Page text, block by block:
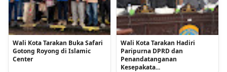
Wali Kota Tarakan Buka Safari
Gotong Royong di Islamic
Center
Wali Kota Tarakan Hadiri
Paripurna DPRD dan
Penandatanganan
Kesepakata...